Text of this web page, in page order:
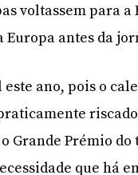
voltassem para a
antes da
este ano, pois o
Grande Prémio
que há